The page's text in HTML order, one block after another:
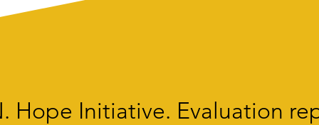
Hope Initiative. Evaluation